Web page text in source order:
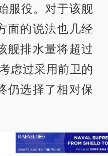
服役。对于该舰
面的说法也几经
舰排水量将超过
虑过采用前卫的
仍选择了相对保